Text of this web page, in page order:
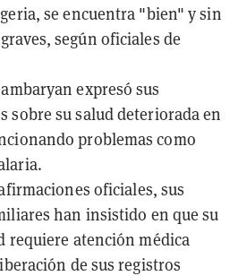
se encuentra "bien" y sin
según oficiales de
expresó sus
sobre su salud deteriorada en
problemas como
oficiales, sus
han insistido en que su
requiere atención médica
de sus registros